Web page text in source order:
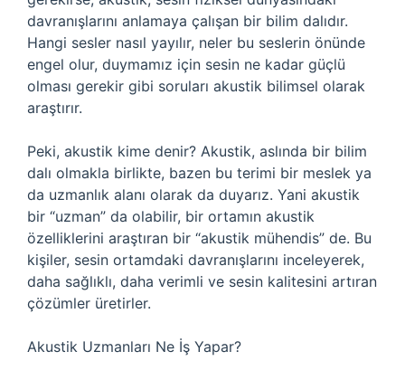
davranışlarını anlamaya çalışan bir bilim dalıdır.
Hangi sesler nasıl yayılır, neler bu seslerin önünde
engel olur, duymamız için sesin ne kadar güçlü
olması gerekir gibi soruları akustik bilimsel olarak
araştırır.
Peki, akustik kime denir? Akustik, aslında bir bilim
dalı olmakla birlikte, bazen bu terimi bir meslek ya
da uzmanlık alanı olarak da duyarız. Yani akustik
bir “uzman” da olabilir, bir ortamın akustik
özelliklerini araştıran bir “akustik mühendis” de. Bu
kişiler, sesin ortamdaki davranışlarını inceleyerek,
daha sağlıklı, daha verimli ve sesin kalitesini artıran
çözümler üretirler.
Akustik Uzmanları Ne İş Yapar?